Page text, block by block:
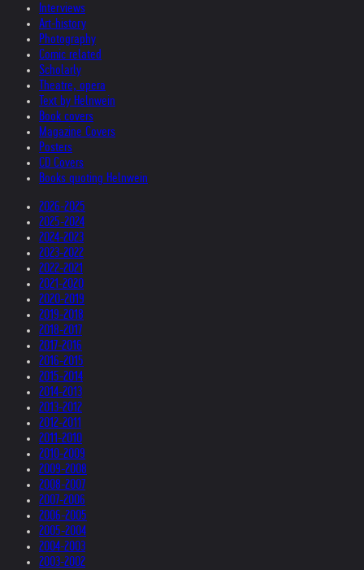
Interviews
Art-history
Photography
Comic related
Scholarly
Theatre, opera
Text by Helnwein
Book covers
Magazine Covers
Posters
CD Covers
Books quoting Helnwein
2026-2025
2025-2024
2024-2023
2023-2022
2022-2021
2021-2020
2020-2019
2019-2018
2018-2017
2017-2016
2016-2015
2015-2014
2014-2013
2013-2012
2012-2011
2011-2010
2010-2009
2009-2008
2008-2007
2007-2006
2006-2005
2005-2004
2004-2003
2003-2002